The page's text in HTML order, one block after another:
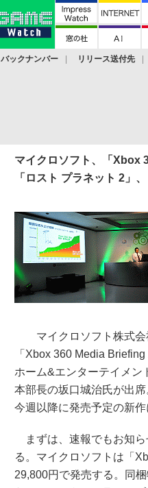
バックナンバー リリース送付先
マイクロソフト、「Xbox
「ロスト プラネット 2」
マイクロソフト株式会
「Xbox 360 Media
ホーム&エンターテイメン
本部長の坂口城治氏が出
今週以降に発売予定の新作
まずは、速報でもお知ら
る。マイクロソフトは「
29,800円で発売する。同